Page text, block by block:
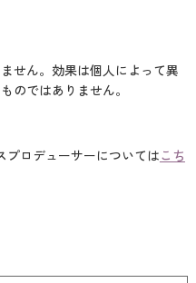
せん。効果は個人によって異
のではありません。
ロデューサーについてはこち